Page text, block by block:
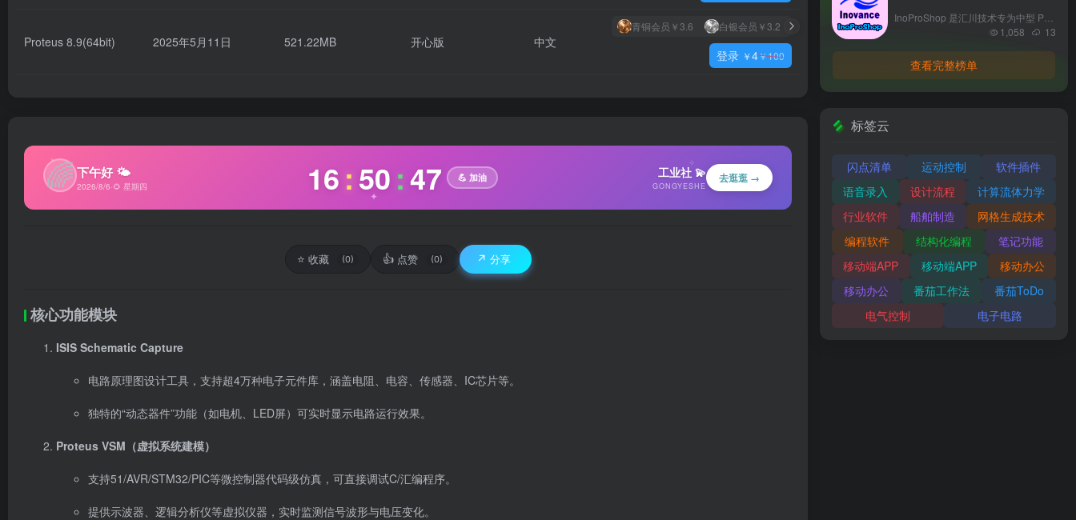
Proteus 8.9(64bit) 2025年5月11日 521.22MB 开心版 中文
青铜会员 ￥3.6 白银会员 ￥3.2 黄金会员￥2.8 钻石会员￥2.4 尊享会员 ￥2
登录 ￥4￥100
🌈下午好 🌤
2026/8/6·🌻 星期四 16:50:48 💪 加油 工业社 💫
GONGYESHE
去逛逛 →
✦ ✧
✦
⭐ 收藏 (0) 👍 点赞 (0) ↗️ 分享
核心功能模块
ISIS Schematic Capture
电路原理图设计工具，支持超4万种电子元件库，涵盖电阻、电容、传感器、IC芯片等。
独特的“动态器件”功能（如电机、LED屏）可实时显示电路运行效果。
Proteus VSM（虚拟系统建模）
支持51/AVR/STM32/PIC等微控制器代码级仿真，可直接调试C/汇编程序。
提供示波器、逻辑分析仪等虚拟仪器，实时监测信号波形与电压变化。
1,058
13
查看完整榜单
标签云
闪点清单 运动控制
软件插件
语音录入
设计流程
计算流体力学
行业软件
船舶制造
网格生成技术
编程软件
结构化编程
笔记功能
移动端APP
移动端APP
移动办公
移动办公
番茄工作法
番茄ToDo
电气控制
电子电路